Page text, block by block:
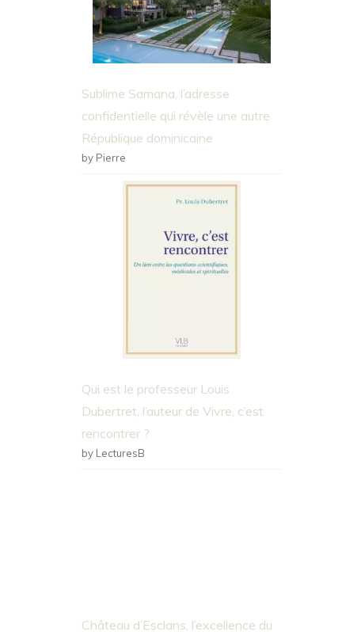
Sublime Samana, l’adresse
confidentielle qui révèle une autre
République dominicaine
by Pierre
Qui est le professeur Louis
Dubertret, l’auteur de Vivre, c’est
rencontrer ?
by LecturesB
Château d’Esclans, l’excellence du